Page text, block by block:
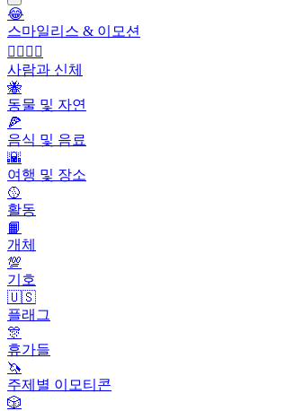
😂
스마일리스 & 이모션
👩‍❤️‍💋‍👨
사람과 신체
🐝
동물 및 자연
🍕
음식 및 음료
🌇
여행 및 장소
🥎
활동
📙
개체
💯
기호
🇺🇸
플래그
🎊
휴가들
🦄
주제별 이모티콘
🎲